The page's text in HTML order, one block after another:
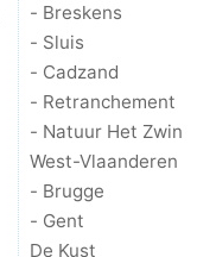
- Breskens
- Sluis
- Cadzand
- Retranchement
- Natuur Het Zwin
West-Vlaanderen
- Brugge
- Gent
De Kust